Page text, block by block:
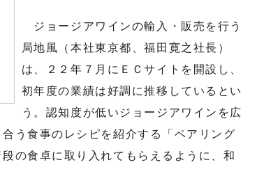
ジョージアワインの輸入・販売を行う
局地風（本社東京都、福田寛之社長）
は、２２年７月にＥＣサイトを開設し、
初年度の業績は好調に推移しているとい
う。認知度が低いジョージアワインを広
う食事のレシピを紹介する「ペアリング
の食卓に取り入れてもらえるように、和